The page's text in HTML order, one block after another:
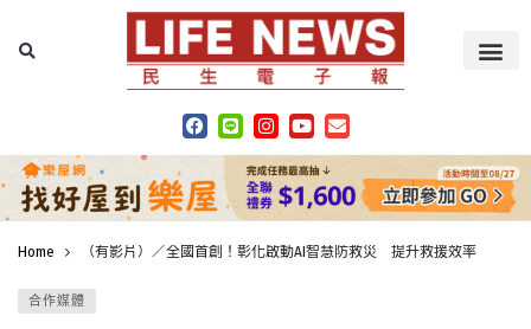
Home （有影片）／全國首創！彰化啟動AI智慧防救災 提升救援效率
合作媒體